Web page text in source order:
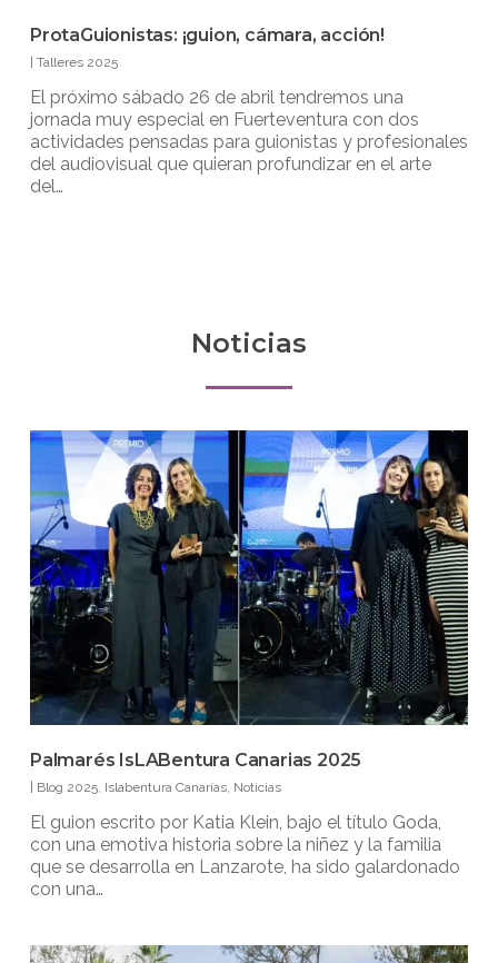
ProtaGuionistas: ¡guion, cámara, acción!
| Talleres 2025
El próximo sábado 26 de abril tendremos una
jornada muy especial en Fuerteventura con dos
actividades pensadas para guionistas y profesionales
del audiovisual que quieran profundizar en el arte
del…
Noticias
Palmarés IsLABentura Canarias 2025
| Blog 2025, Islabentura Canarias, Noticias
El guion escrito por Katia Klein, bajo el título Goda,
con una emotiva historia sobre la niñez y la familia
que se desarrolla en Lanzarote, ha sido galardonado
con una…